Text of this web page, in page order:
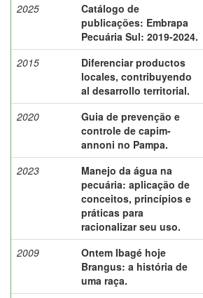
2025
Catálogo de
publicações: Embrapa
Pecuária Sul: 2019-2024.
2015
Diferenciar productos
locales, contribuyendo
al desarrollo territorial.
2020
Guia de prevenção e
controle de capim-
annoni no Pampa.
2023
Manejo da água na
pecuária: aplicação de
conceitos, princípios e
práticas para
racionalizar seu uso.
2009
Ontem Ibagé hoje
Brangus: a história de
uma raça.